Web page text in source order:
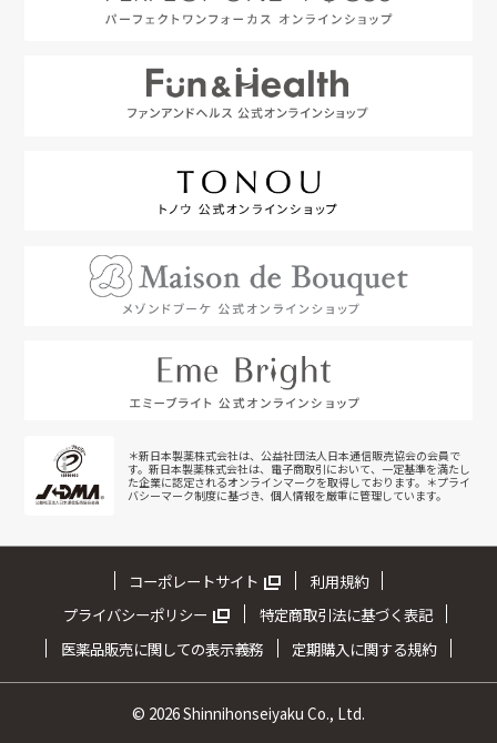
＊新日本製薬株式会社は、公益社団法人日本通信販売協会の会員で
す。新日本製薬株式会社は、電子商取引において、一定基準を満たし
た企業に認定されるオンラインマークを取得しております。＊プライ
バシーマーク制度に基づき、個人情報を厳重に管理しています。
コーポレートサイト
利用規約
プライバシーポリシー
特定商取引法に基づく表記
医薬品販売に関しての表示義務
定期購入に関する規約
© 2026 Shinnihonseiyaku Co., Ltd.